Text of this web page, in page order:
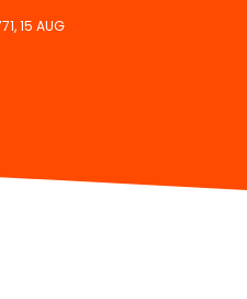
(CURRENT)
VRAGEN
15 AUG